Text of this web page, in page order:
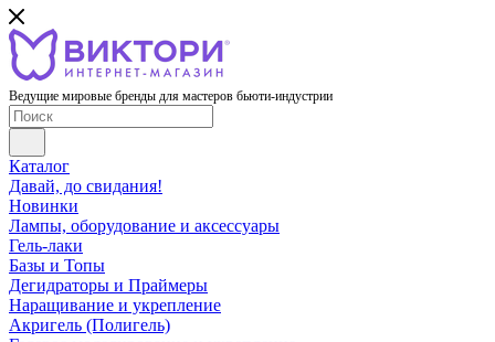
Ведущие мировые бренды для мастеров бьюти-индустрии
Каталог
Давай, до свидания!
Новинки
Лампы, оборудование и аксессуары
Гель-лаки
Базы и Топы
Дегидраторы и Праймеры
Наращивание и укрепление
Акригель (Полигель)